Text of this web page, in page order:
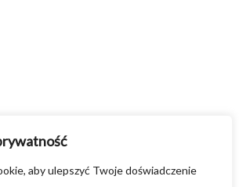
aby ulepszyć Twoje doświadczenie